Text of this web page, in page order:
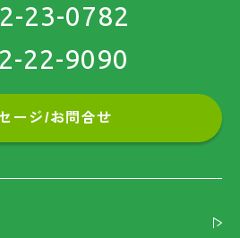
23-0782
22-9090
ージ/お問合せ